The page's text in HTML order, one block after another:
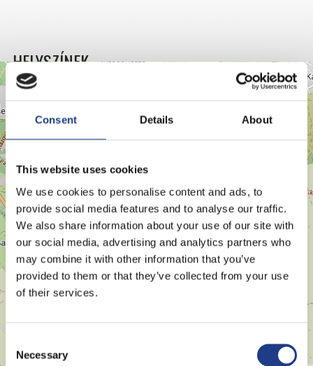
Consent Details About
This website uses cookies
We use cookies to personalise content and ads, to
provide social media features and to analyse our traffic.
We also share information about your use of our site with
our social media, advertising and analytics partners who
may combine it with other information that you’ve
provided to them or that they’ve collected from your use
of their services.
Necessary
+
HELYSZÍNEK